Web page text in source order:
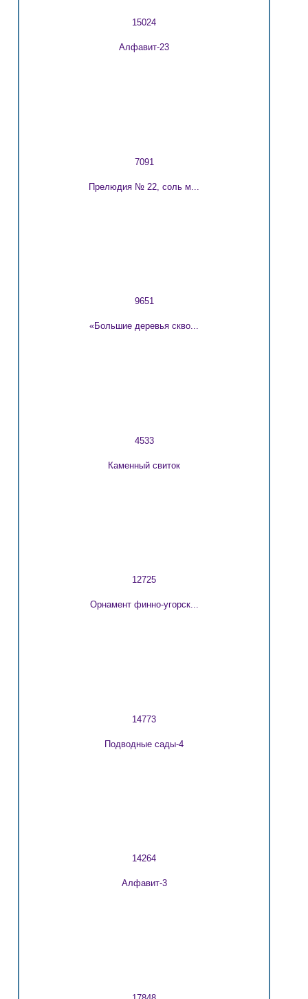
15024
Алфавит-23
7091
Прелюдия № 22, соль м...
9651
«Большие деревья скво...
4533
Каменный свиток
12725
Орнамент финно-угорск...
14773
Подводные сады-4
14264
Алфавит-3